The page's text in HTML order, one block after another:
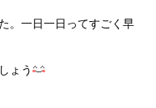
。一日一日ってすごく早
ょう